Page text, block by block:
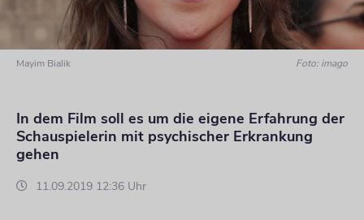
Mayim Bialik Foto: imago
In dem Film soll es um die eigene Erfahrung der
Schauspielerin mit psychischer Erkrankung
gehen
11.09.2019 12:36 Uhr